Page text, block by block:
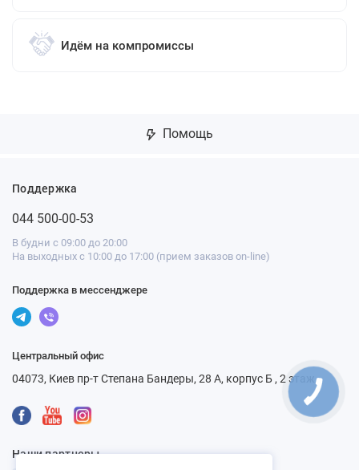
Идём на компромиссы
Помощь
Поддержка
044 500-00-53
В будни с 09:00 до 20:00
На выходных с 10:00 до 17:00 (прием заказов on-line)
Поддержка в мессенджере
Центральный офис
04073, Киев пр-т Степана Бандеры, 28 А, корпус Б , 2 этаж
Наши партнеры